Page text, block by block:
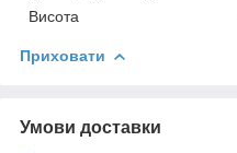
Висота
Приховати
Умови доставки